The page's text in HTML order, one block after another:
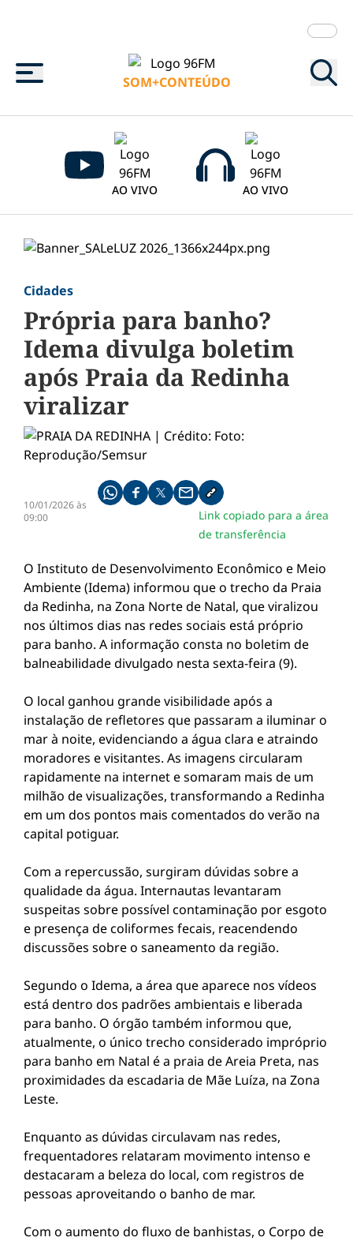
Menu
SOM+CONTEÚDO
AO VIVO AO VIVO
Cidades
Própria para banho?
Idema divulga boletim
após Praia da Redinha
viralizar
10/01/2026 às
09:00
Compartilhe pelo whatsapp
Compartilhar no facebook
Compartilhar no twitter
Compartilhe pelo email
Copiar link da notícia
Link copiado para a área
de transferência
O Instituto de Desenvolvimento Econômico e Meio
Ambiente (Idema) informou que o trecho da Praia
da Redinha, na Zona Norte de Natal, que viralizou
nos últimos dias nas redes sociais está próprio
para banho. A informação consta no boletim de
balneabilidade divulgado nesta sexta-feira (9).
O local ganhou grande visibilidade após a
instalação de refletores que passaram a iluminar o
mar à noite, evidenciando a água clara e atraindo
moradores e visitantes. As imagens circularam
rapidamente na internet e somaram mais de um
milhão de visualizações, transformando a Redinha
em um dos pontos mais comentados do verão na
capital potiguar.
Com a repercussão, surgiram dúvidas sobre a
qualidade da água. Internautas levantaram
suspeitas sobre possível contaminação por esgoto
e presença de coliformes fecais, reacendendo
discussões sobre o saneamento da região.
Segundo o Idema, a área que aparece nos vídeos
está dentro dos padrões ambientais e liberada
para banho. O órgão também informou que,
atualmente, o único trecho considerado impróprio
para banho em Natal é a praia de Areia Preta, nas
proximidades da escadaria de Mãe Luíza, na Zona
Leste.
Enquanto as dúvidas circulavam nas redes,
frequentadores relataram movimento intenso e
destacaram a beleza do local, com registros de
pessoas aproveitando o banho de mar.
Com o aumento do fluxo de banhistas, o Corpo de